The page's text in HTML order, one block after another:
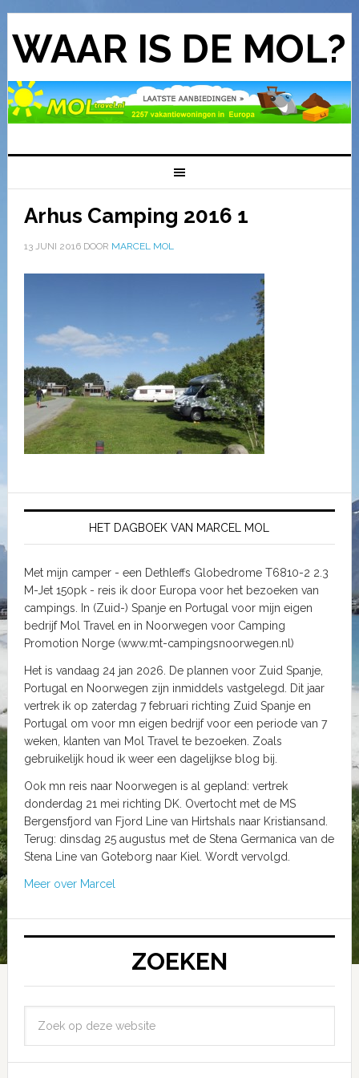
WAAR IS DE MOL?
Arhus Camping 2016 1
13 JUNI 2016DOOR MARCEL MOL
HET DAGBOEK VAN MARCEL MOL
Met mijn camper - een Dethleffs Globedrome T6810-2 2.3
M-Jet 150pk - reis ik door Europa voor het bezoeken van
campings. In (Zuid-) Spanje en Portugal voor mijn eigen
bedrijf Mol Travel en in Noorwegen voor Camping
Promotion Norge (www.mt-campingsnoorwegen.nl)
Het is vandaag 24 jan 2026. De plannen voor Zuid Spanje,
Portugal en Noorwegen zijn inmiddels vastgelegd. Dit jaar
vertrek ik op zaterdag 7 februari richting Zuid Spanje en
Portugal om voor mn eigen bedrijf voor een periode van 7
weken, klanten van Mol Travel te bezoeken. Zoals
gebruikelijk houd ik weer een dagelijkse blog bij.
Ook mn reis naar Noorwegen is al gepland: vertrek
donderdag 21 mei richting DK. Overtocht met de MS
Bergensfjord van Fjord Line van Hirtshals naar Kristiansand.
Terug: dinsdag 25 augustus met de Stena Germanica van de
Stena Line van Goteborg naar Kiel. Wordt vervolgd.
Meer over Marcel
ZOEKEN